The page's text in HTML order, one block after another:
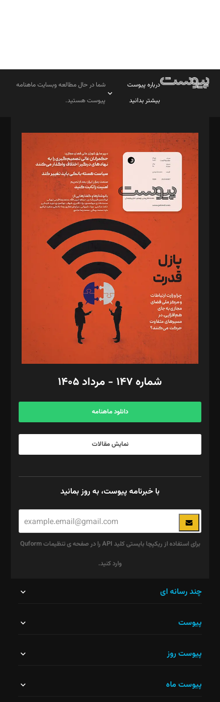
درباره پیوست
بیشتر بدانید
شما در حال مطالعه وبسایت ماهنامه
پیوست هستید.
مدیر مسئول: محمدباقر اثنی‌عشری
سردبیر: مهرک محمودی
دبیر تحریریه: میثم قاسمی
د‌بیر ناداستان: سمانه سمیع
د‌بیر خدمت و تجارت: ابوالفضل رجبی
د‌بیر حقوق فناوری: حسام‌الدین ایپکچی
د‌بیر پیوست جهان: مینا پاکدل
د‌بیر تحریریه آنلاین: بابک نقاش
تحریریه‌: مجتبی محمود‌ی، آرش برهمند، یسنا امان‌پور، سروش کرمیان،
مصطفی مسجدی آرانی، ابوالفضل رجبی، زهرا فکرانه، فائزه فتحی
رستمی،مصطفی باستان
ویرایش: نگار استاد‌‌آقا
طراح یونیفرم: مجید توکلی
فیلمبرداری و عکاسی: امیر شفیعی، مانی لطفی زاده
گرافیک و صفحه‌آرایی: سید‌سبحان‌علی ثابت
مد‌یر توسعه تجاری: کامبیز برید‌
امور مالی: شاپور رهبری، محمد‌ کاظمی‌نیا
آگهی و مشترکین: ۰۹۱۹۹۹۹۰۴۵۴
شماره ۱۴۷ - مرداد ۱۴۰۵
دانلود ماهنامه
نمایش مقالات
با خبرنامه پیوست، به روز بمانید
برای استفاده از ریکپچا بایستی کلید API را در صفحه ی تنظیمات Quform
وارد کنید.
نباید
شود.
چند رسانه ای
پیوست
پیوست روز
پیوست ماه